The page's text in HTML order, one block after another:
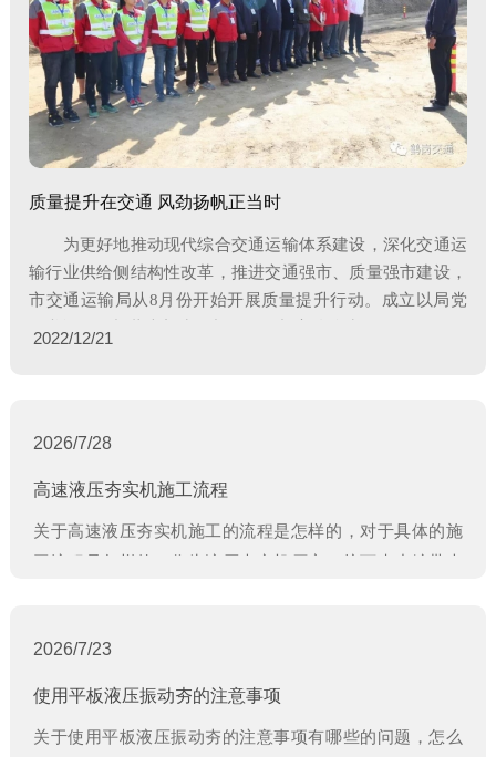
质量提升在交通 风劲扬帆正当时
为更好地推动现代综合交通运输体系建设，深化交通运
输行业供给侧结构性改革，推进交通强市、质量强市建设，
市交通运输局从8月份开始开展质量提升行动。成立以局党
2022/12/21
2026/7/28
高速液压夯实机施工流程
关于高速液压夯实机施工的流程是怎样的，对于具体的施
工流程是怎样的，作为液压夯实机厂家，接下来小编带大
2026/7/23
使用平板液压振动夯的注意事项
关于使用平板液压振动夯的注意事项有哪些的问题，怎么